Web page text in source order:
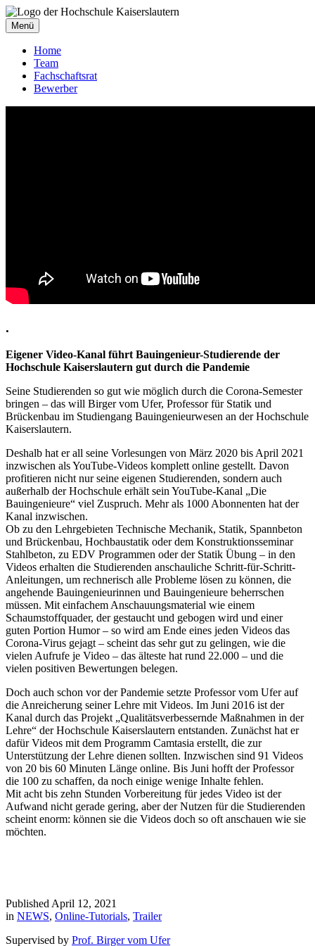
Menü
Home
Team
Fachschaftsrat
Bewerber
.
Eigener Video-Kanal führt Bauingenieur-Studierende der
Hochschule Kaiserslautern gut durch die Pandemie
Seine Studierenden so gut wie möglich durch die Corona-Semester
bringen – das will Birger vom Ufer, Professor für Statik und
Brückenbau im Studiengang Bauingenieurwesen an der Hochschule
Kaiserslautern.
Deshalb hat er all seine Vorlesungen von März 2020 bis April 2021
inzwischen als YouTube-Videos komplett online gestellt. Davon
profitieren nicht nur seine eigenen Studierenden, sondern auch
außerhalb der Hochschule erhält sein YouTube-Kanal „Die
Bauingenieure“ viel Zuspruch. Mehr als 1000 Abonnenten hat der
Kanal inzwischen.
Ob zu den Lehrgebieten Technische Mechanik, Statik, Spannbeton
und Brückenbau, Hochbaustatik oder dem Konstruktionsseminar
Stahlbeton, zu EDV Programmen oder der Statik Übung – in den
Videos erhalten die Studierenden anschauliche Schritt-für-Schritt-
Anleitungen, um rechnerisch alle Probleme lösen zu können, die
angehende Bauingenieurinnen und Bauingenieure beherrschen
müssen. Mit einfachem Anschauungsmaterial wie einem
Schaumstoffquader, der gestaucht und gebogen wird und einer
guten Portion Humor – so wird am Ende eines jeden Videos das
Corona-Virus gejagt – scheint das sehr gut zu gelingen, wie die
vielen Aufrufe je Video – das älteste hat rund 22.000 – und die
vielen positiven Bewertungen belegen.
Doch auch schon vor der Pandemie setzte Professor vom Ufer auf
die Anreicherung seiner Lehre mit Videos. Im Juni 2016 ist der
Kanal durch das Projekt „Qualitätsverbessernde Maßnahmen in der
Lehre“ der Hochschule Kaiserslautern entstanden. Zunächst hat er
dafür Videos mit dem Programm Camtasia erstellt, die zur
Unterstützung der Lehre dienen sollten. Inzwischen sind 91 Videos
von 20 bis 60 Minuten Länge online. Bis Juni hofft der Professor
die 100 zu schaffen, da noch einige wenige Inhalte fehlen.
Mit acht bis zehn Stunden Vorbereitung für jedes Video ist der
Aufwand nicht gerade gering, aber der Nutzen für die Studierenden
scheint enorm: können sie die Videos doch so oft anschauen wie sie
möchten.
Published April 12, 2021
in NEWS, Online-Tutorials, Trailer
Supervised by Prof. Birger vom Ufer